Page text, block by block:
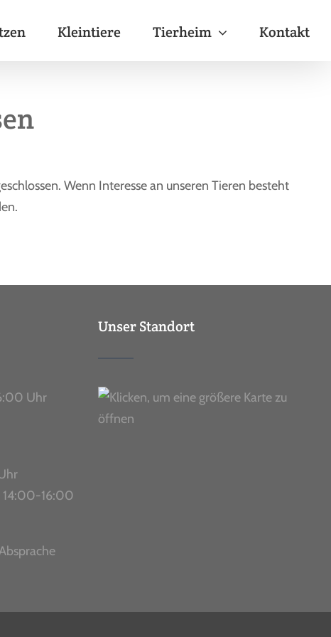
Kleintiere Tierheim Kontakt
Wenn Interesse an unseren Tieren besteht
Uhr
14:00-16:00
Unser Standort